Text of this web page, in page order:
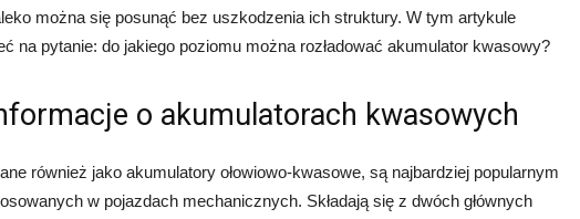
można się posunąć bez uszkodzenia ich struktury. W tym artykule
na pytanie: do jakiego poziomu można rozładować akumulator kwasowy?
o akumulatorach kwasowych
również jako akumulatory ołowiowo-kwasowe, są najbardziej popularnym
w pojazdach mechanicznych. Składają się z dwóch głównych